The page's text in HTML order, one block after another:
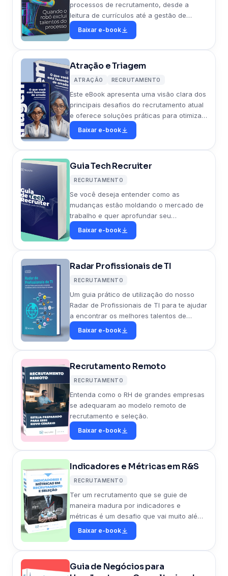
processos de recrutamento, desde a
leitura de currículos até a gestão de
entrevistas, e os cuidados necessários
para não perder o talento humano.
Baixar e-book
Atração e Triagem
ATRAÇÃO RECRUTAMENTO
Este eBook apresenta uma visão clara dos
principais desafios do recrutamento atual
e oferece soluções práticas para otimizar
cada etapa do processo, incluindo acesso
exclusivo ao Plano ULTRA da Recrutei.
Baixar e-book
Guia Tech Recruiter
RECRUTAMENTO
Se você deseja entender como as
mudanças estão moldando o mercado de
trabalho e quer aprofundar seu
conhecimento sobre o papel crucial do
Tech Recruiter, confira nosso ebook
Baixar e-book
Radar Profissionais de TI
RECRUTAMENTO
Um guia prático de utilização do nosso
Radar de Profissionais de TI para te ajudar
a encontrar os melhores talentos de
tecnologia do mercado.
Baixar e-book
Recrutamento Remoto
RECRUTAMENTO
Entenda como o RH de grandes empresas
se adequaram ao modelo remoto de
recrutamento e seleção.
Baixar e-book
Indicadores e Métricas em R&S
RECRUTAMENTO
Ter um recrutamento que se guie de
maneira madura por indicadores e
métricas é um desafio que vai muito além
do emprego de tecnologia, é um desafio
de processos e pessoas.
Baixar e-book
Guia de Negócios para